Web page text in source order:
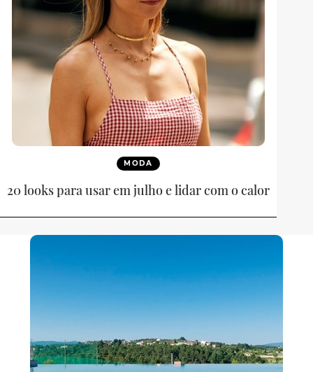
MODA
20 looks para usar em julho e lidar com o calor